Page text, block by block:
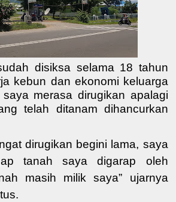
disiksa selama 18 tahun
kebun dan ekonomi keluarga
merasa dirugikan apalagi
telah ditanam dihancurkan
dirugikan begini lama, saya
tanah saya digarap oleh
masih milik saya” ujarnya